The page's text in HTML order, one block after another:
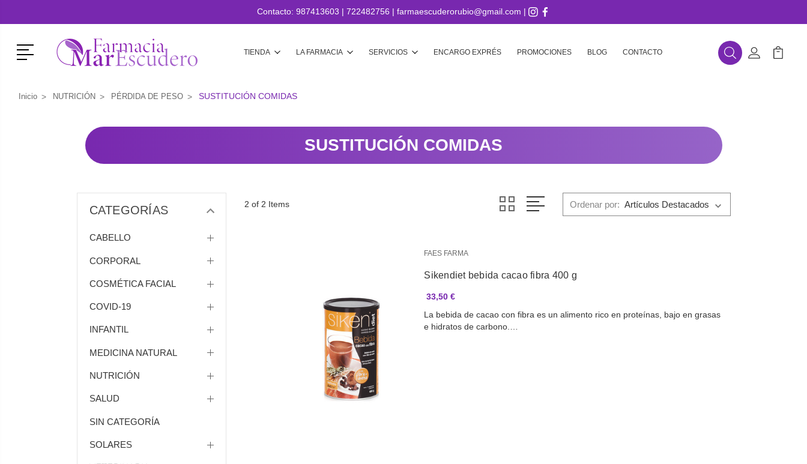
Contacto: 987413603 | 722482756 | farmaescuderorubio@gmail.com |
Menú TIENDA LA FARMACIA SERVICIOS ENCARGO EXPRÉS PROMOCIONES BLOG CONTACTO BuscarMi Cuenta
Mi
Inicio NUTRICIÓN PÉRDIDA DE PESO SUSTITUCIÓN COMIDAS
SUSTITUCIÓN COMIDAS
CATEGORÍAS
CABELLO
CORPORAL
COSMÉTICA FACIAL
COVID-19
INFANTIL
MEDICINA NATURAL
NUTRICIÓN
SALUD
SIN CATEGORÍA
SOLARES
2 of 2 Items Ordenar por:
FAES FARMA
Sikendiet bebida cacao fibra 400 g
33,50 €
La bebida de cacao con fibra es un alimento rico en proteínas, bajo en grasas
e hidratos de carbono.…